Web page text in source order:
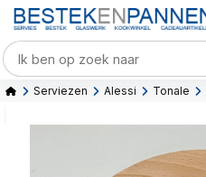
Serviezen Alessi Tonale